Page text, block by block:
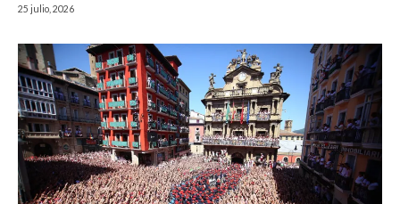
25 julio, 2026